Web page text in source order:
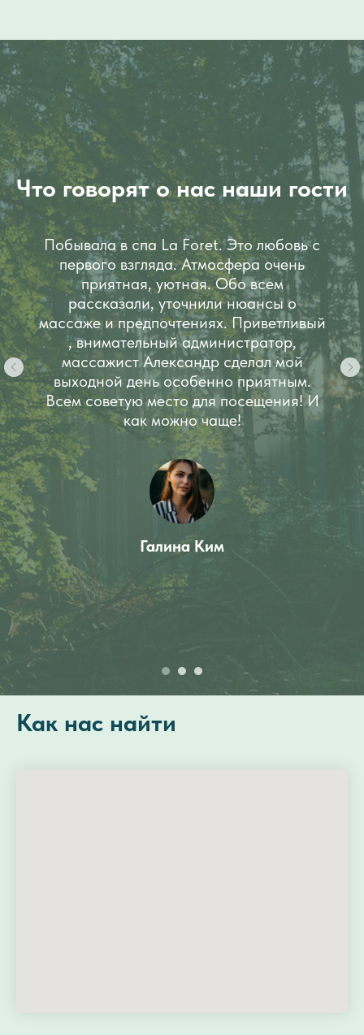
Что говорят онаснаши гости
Побывала в спа La Foret. Это любовь с
первого взгляда. Атмосфера очень
приятная, уютная. Обо всем
рассказали, уточнили нюансы о
массаже и предпочтениях. Приветливый
, внимательный администратор,
массажист Александр сделал мой
выходной день особенно приятным.
Всем советую место для посещения! И
как можно чаще!
Галина Ким
Как нас найти